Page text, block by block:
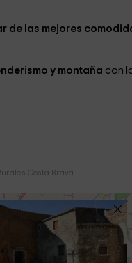
de las mejores
y montaña con
Costa Brava